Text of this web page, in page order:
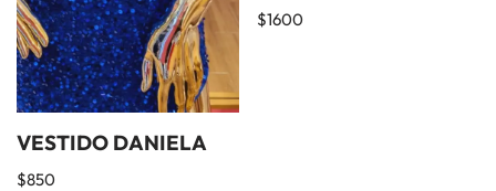
VESTIDO DANIELA
$850
$1600